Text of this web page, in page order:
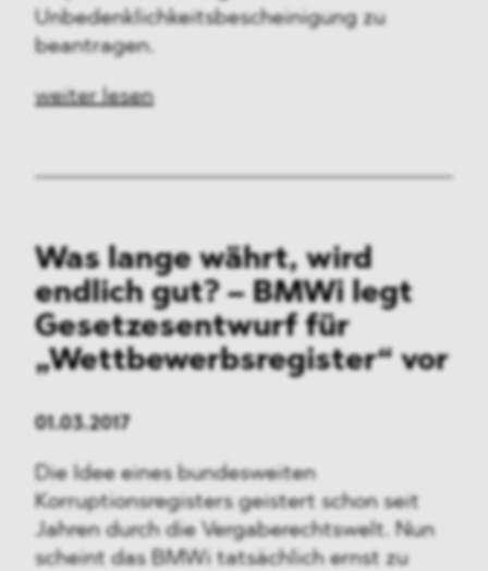
Unbedenklichkeitsbescheinigung zu
beantragen.
weiter lesen
Was lange währt, wird
endlich gut? – BMWi legt
Gesetzesentwurf für
„Wettbewerbsregister“vor
01.03.2017
Die Idee eines bundesweiten
Korruptionsregisters geistert schon seit
Jahren durch die Vergaberechtswelt. Nun
scheint das BMWi tatsächlich ernst zu